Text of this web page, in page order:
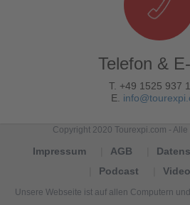
Telefon &
T. +49 1525 937
E.
Copyright 2020 Tourexpi.com -
Impressum AGB
Podcast
Video
Unsere Webseite ist auf allen Computern